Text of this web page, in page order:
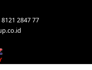
8121 2847 77